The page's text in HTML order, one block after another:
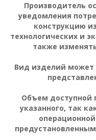
Производитель
уведомления
конструкцию
технологических и
также
Вид изделий может
Объем
указанного, так